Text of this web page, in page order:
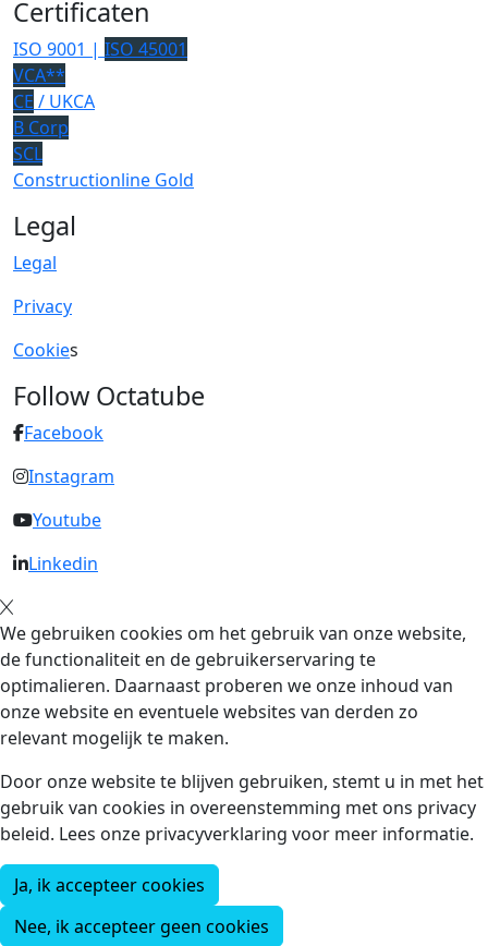
Certificaten
ISO 9001 | ISO 45001
VCA**
CE / UKCA
B Corp
SCL
Constructionline Gold
Legal
Legal
Privacy
Cookies
Follow Octatube
Facebook
Instagram
Youtube
Linkedin
We gebruiken cookies om het gebruik van onze website,
de functionaliteit en de gebruikerservaring te
optimalieren. Daarnaast proberen we onze inhoud van
onze website en eventuele websites van derden zo
relevant mogelijk te maken.
Door onze website te blijven gebruiken, stemt u in met het
gebruik van cookies in overeenstemming met ons privacy
beleid. Lees onze privacyverklaring voor meer informatie.
Ja, ik accepteer cookies
Nee, ik accepteer geen cookies